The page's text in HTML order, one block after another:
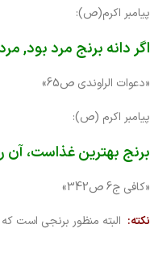
پیامبر اکرم(ص):
اگر دانه برنج مرد بود,
«دعوات الراوندی ص65»
پیامبر اکرم (ص):
برنج بهترین غذاست، آن
«کافی ج6 ص342»
نکته: البته منظور برنجی است